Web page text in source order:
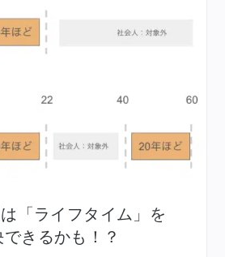
「ライフタイム」を
きるかも！？